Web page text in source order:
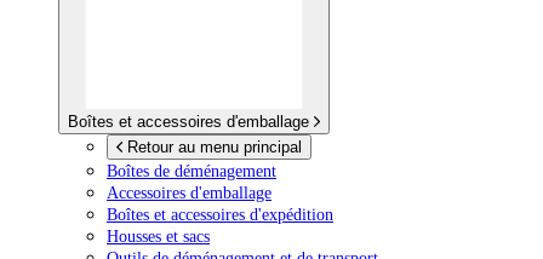
Boîtes et accessoires d'emballage
Retour au menu principal
Boîtes de déménagement
Accessoires d'emballage
Boîtes et accessoires d'expédition
Housses et sacs